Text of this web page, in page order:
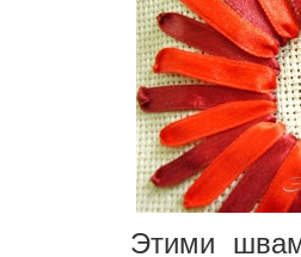
Этими